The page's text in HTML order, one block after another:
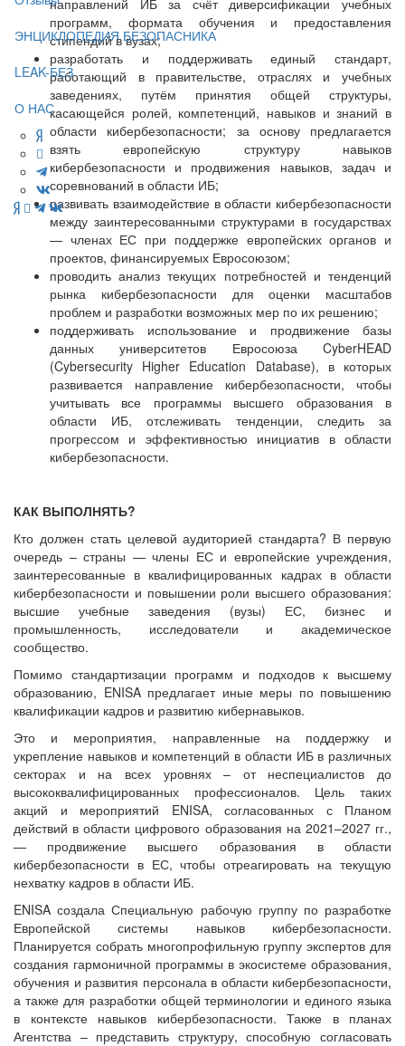
ЭНЦИКЛОПЕДИЯ БЕЗОПАСНИКА
LEAK-БЕЗ
О НАС
программ, формата обучения и предоставления
стипендий в вузах;
разработать и поддерживать единый стандарт,
работающий в правительстве, отраслях и учебных
заведениях, путём принятия общей структуры,
касающейся ролей, компетенций, навыков и знаний в
области кибербезопасности; за основу предлагается
взять европейскую структуру навыков
кибербезопасности и продвижения навыков, задач и
соревнований в области ИБ;
развивать взаимодействие в области кибербезопасности
между заинтересованными структурами в государствах
— членах ЕС при поддержке европейских органов и
проектов, финансируемых Евросоюзом;
проводить анализ текущих потребностей и тенденций
рынка кибербезопасности для оценки масштабов
проблем и разработки возможных мер по их решению;
поддерживать использование и продвижение базы
данных университетов Евросоюза CyberHEAD
(Cybersecurity Higher Education Database), в которых
развивается направление кибербезопасности, чтобы
учитывать все программы высшего образования в
области ИБ, отслеживать тенденции, следить за
прогрессом и эффективностью инициатив в области
кибербезопасности.
КАК ВЫПОЛНЯТЬ?
Кто должен стать целевой аудиторией стандарта? В первую
очередь – страны — члены ЕС и европейские учреждения,
заинтересованные в квалифицированных кадрах в области
кибербезопасности и повышении роли высшего образования:
высшие учебные заведения (вузы) ЕС, бизнес и
промышленность, исследователи и академическое
сообщество.
Помимо стандартизации программ и подходов к высшему
образованию, ENISA предлагает иные меры по повышению
квалификации кадров и развитию кибернавыков.
Это и мероприятия, направленные на поддержку и
укрепление навыков и компетенций в области ИБ в различных
секторах и на всех уровнях – от неспециалистов до
высококвалифицированных профессионалов. Цель таких
акций и мероприятий ENISA, согласованных с Планом
действий в области цифрового образования на 2021–2027 гг.,
— продвижение высшего образования в области
кибербезопасности в ЕС, чтобы отреагировать на текущую
нехватку кадров в области ИБ.
ENISA создала Специальную рабочую группу по разработке
Европейской системы навыков кибербезопасности.
Планируется собрать многопрофильную группу экспертов для
создания гармоничной программы в экосистеме образования,
обучения и развития персонала в области кибербезопасности,
а также для разработки общей терминологии и единого языка
в контексте навыков кибербезопасности. Также в планах
Агентства – представить структуру, способную согласовать